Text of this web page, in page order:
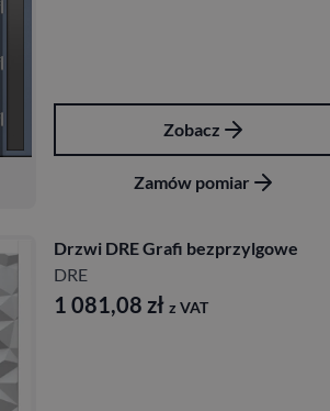
Zobacz
Zamów pomiar
Drzwi DRE Grafi bezprzylgowe
DRE
1 081,08 zł z VAT